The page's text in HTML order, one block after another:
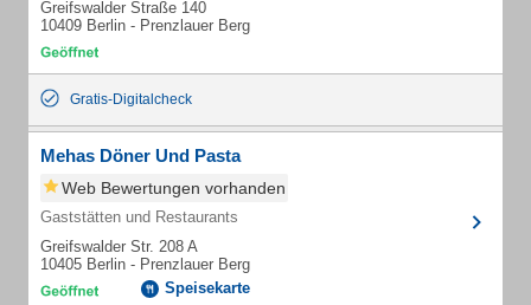
Greifswalder Straße 140
10409 Berlin - Prenzlauer Berg
Gratis-Digitalcheck
Mehas Döner Und Pasta
Web Bewertungen vorhanden
Gaststätten und Restaurants
Greifswalder Str. 208 A
10405 Berlin - Prenzlauer Berg
Speisekarte